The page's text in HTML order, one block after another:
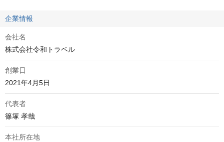
企業情報
会社名
株式会社令和トラベル
創業日
2021年4月5日
代表者
篠塚 孝哉
本社所在地